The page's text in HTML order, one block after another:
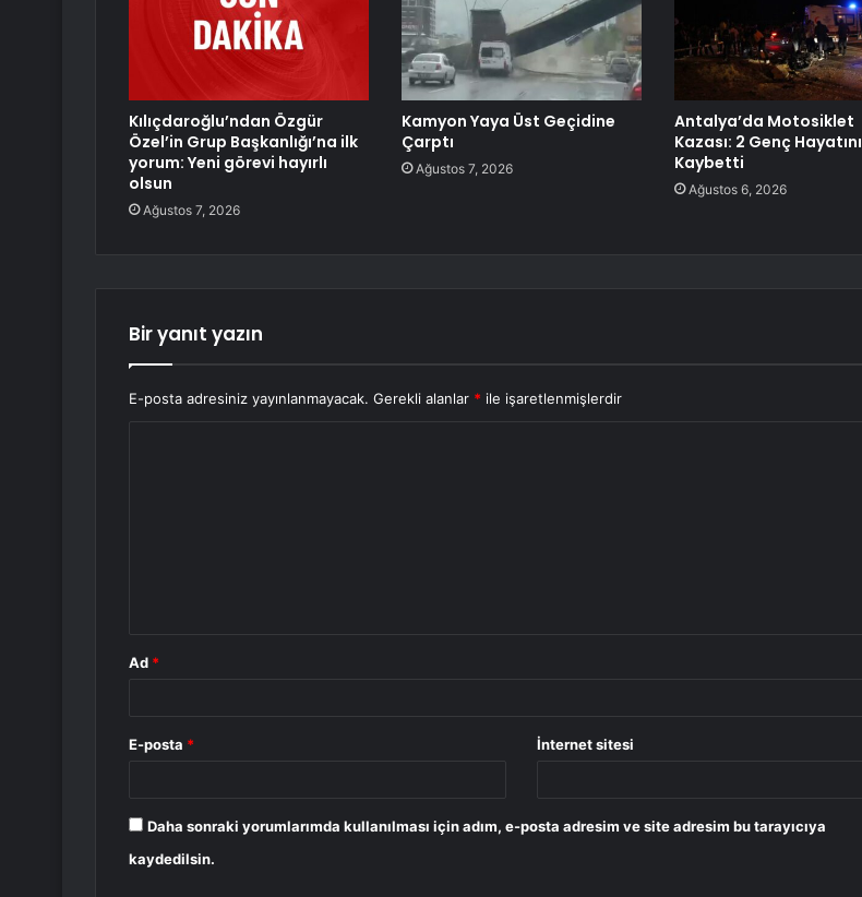
Kılıçdaroğlu’ndan Özgür
Özel’in Grup Başkanlığı’na ilk
yorum: Yeni görevi hayırlı
olsun
Ağustos 7, 2026
Kamyon Yaya Üst Geçidine
Çarptı
Ağustos 7, 2026
Antalya’da Motosiklet
Kazası: 2 Genç Hayatını
Kaybetti
Ağustos 6, 2026
Bir yanıt yazın
E-posta adresiniz yayınlanmayacak. Gerekli alanlar * ile işaretlenmişlerdir
Ad *
E-posta * İnternet sitesi
Daha sonraki yorumlarımda kullanılması için adım, e-posta adresim ve site adresim bu tarayıcıya
kaydedilsin.